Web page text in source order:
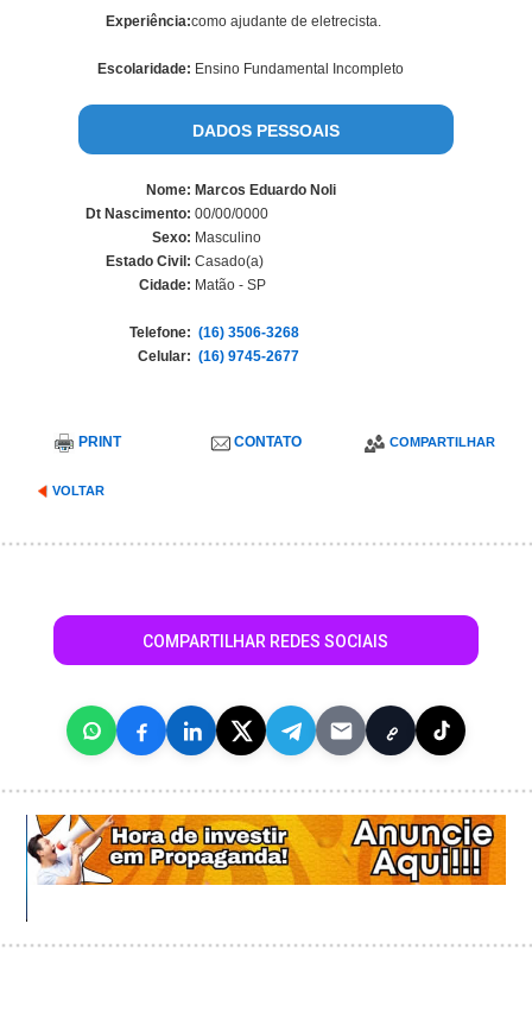
Experiência:como ajudante de eletrecista.
Escolaridade: Ensino Fundamental Incompleto
DADOS PESSOAIS
Nome: Marcos Eduardo Noli
Dt Nascimento: 00/00/0000
Sexo: Masculino
Estado Civil: Casado(a)
Cidade: Matão - SP
Telefone: (16) 3506-3268
Celular: (16) 9745-2677
PRINT CONTATO COMPARTILHAR
VOLTAR
COMPARTILHAR REDES SOCIAIS